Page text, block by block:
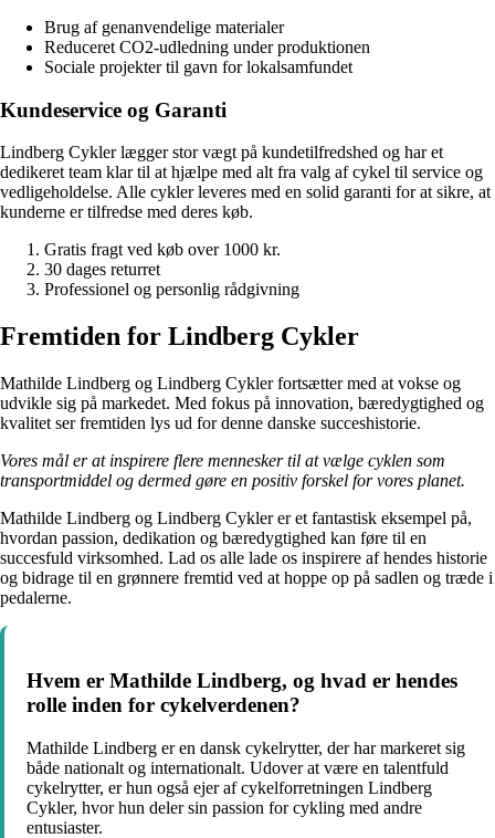
Brug af genanvendelige materialer
Reduceret CO2-udledning under produktionen
Sociale projekter til gavn for lokalsamfundet
Kundeservice og Garanti
Lindberg Cykler lægger stor vægt på kundetilfredshed og har et
dedikeret team klar til at hjælpe med alt fra valg af cykel til service og
vedligeholdelse. Alle cykler leveres med en solid garanti for at sikre, at
kunderne er tilfredse med deres køb.
Gratis fragt ved køb over 1000 kr.
30 dages returret
Professionel og personlig rådgivning
Fremtiden for Lindberg Cykler
Mathilde Lindberg og Lindberg Cykler fortsætter med at vokse og
udvikle sig på markedet. Med fokus på innovation, bæredygtighed og
kvalitet ser fremtiden lys ud for denne danske succeshistorie.
Vores mål er at inspirere flere mennesker til at vælge cyklen som
transportmiddel og dermed gøre en positiv forskel for vores planet.
Mathilde Lindberg og Lindberg Cykler er et fantastisk eksempel på,
hvordan passion, dedikation og bæredygtighed kan føre til en
succesfuld virksomhed. Lad os alle lade os inspirere af hendes historie
og bidrage til en grønnere fremtid ved at hoppe op på sadlen og træde i
pedalerne.
Hvem er Mathilde Lindberg, og hvad er hendes
rolle inden for cykelverdenen?
Mathilde Lindberg er en dansk cykelrytter, der har markeret sig
både nationalt og internationalt. Udover at være en talentfuld
cykelrytter, er hun også ejer af cykelforretningen Lindberg
Cykler, hvor hun deler sin passion for cykling med andre
entusiaster.